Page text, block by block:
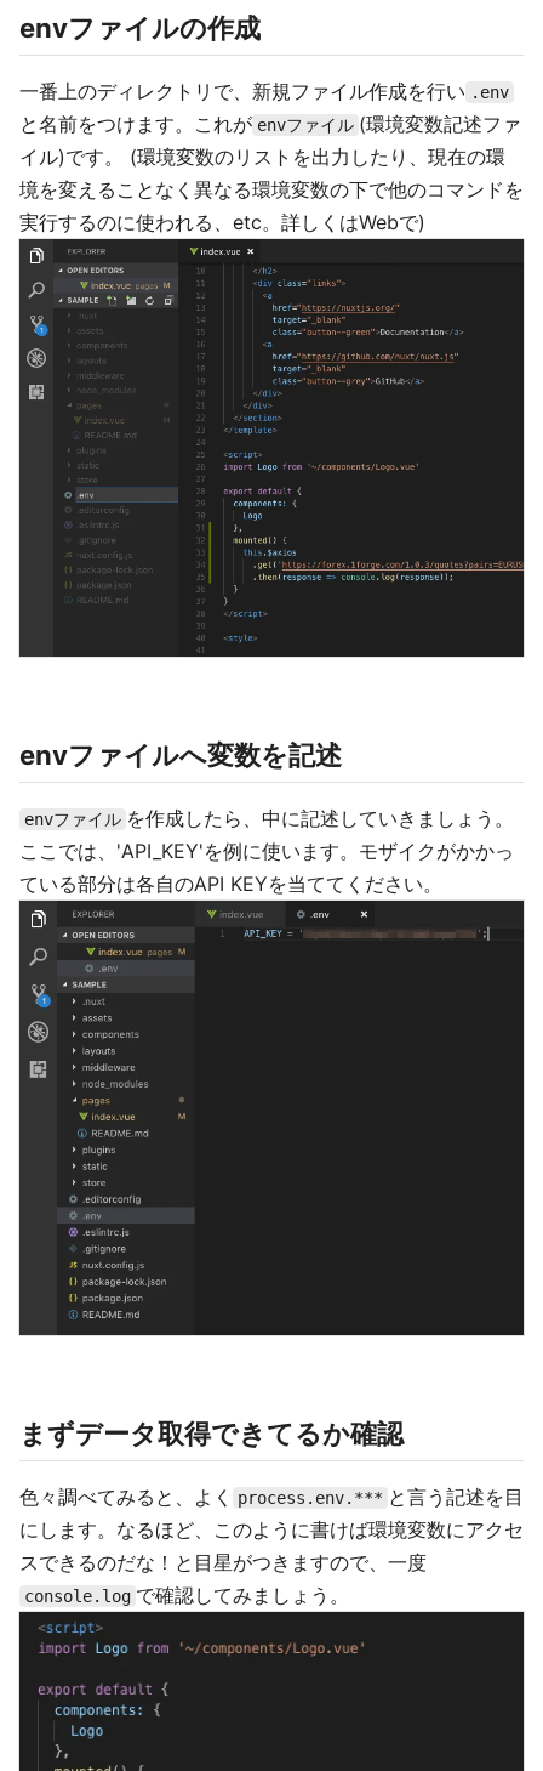
envファイルの作成
一番上のディレクトリで、新規ファイル作成を行い .env
と名前をつけます。これが envファイル (環境変数記述ファ
イル)です。 (環境変数のリストを出力したり、現在の環
境を変えることなく異なる環境変数の下で他のコマンドを
実行するのに使われる、etc。詳しくはWebで)
envファイルへ変数を記述
envファイル を作成したら、中に記述していきましょう。
ここでは、'API_KEY'を例に使います。モザイクがかかっ
ている部分は各自のAPI KEYを当ててください。
まずデータ取得できてるか確認
色々調べてみると、よく process.env.*** と言う記述を目
にします。なるほど、このように書けば環境変数にアクセ
スできるのだな！と目星がつきますので、一度
console.log で確認してみましょう。